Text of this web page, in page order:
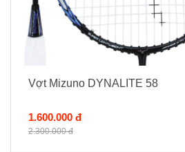
Vợt Mizuno DYNALITE 58
1.600.000 đ
2.300.000 đ